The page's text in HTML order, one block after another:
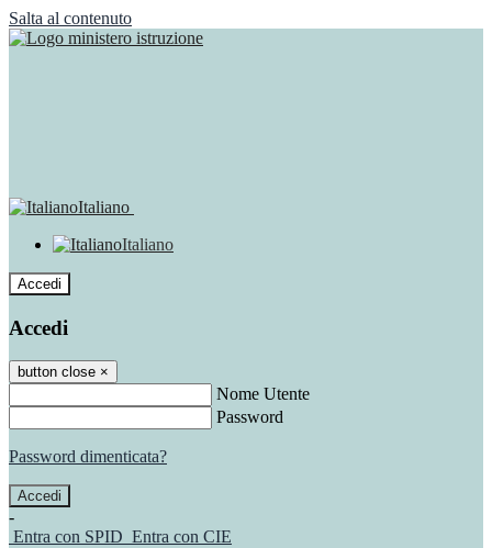
Salta al contenuto
Italiano
Italiano
Accedi
Accedi
button close ×
Nome Utente
Password
Password dimenticata?
-
Entra con SPID Entra con CIE